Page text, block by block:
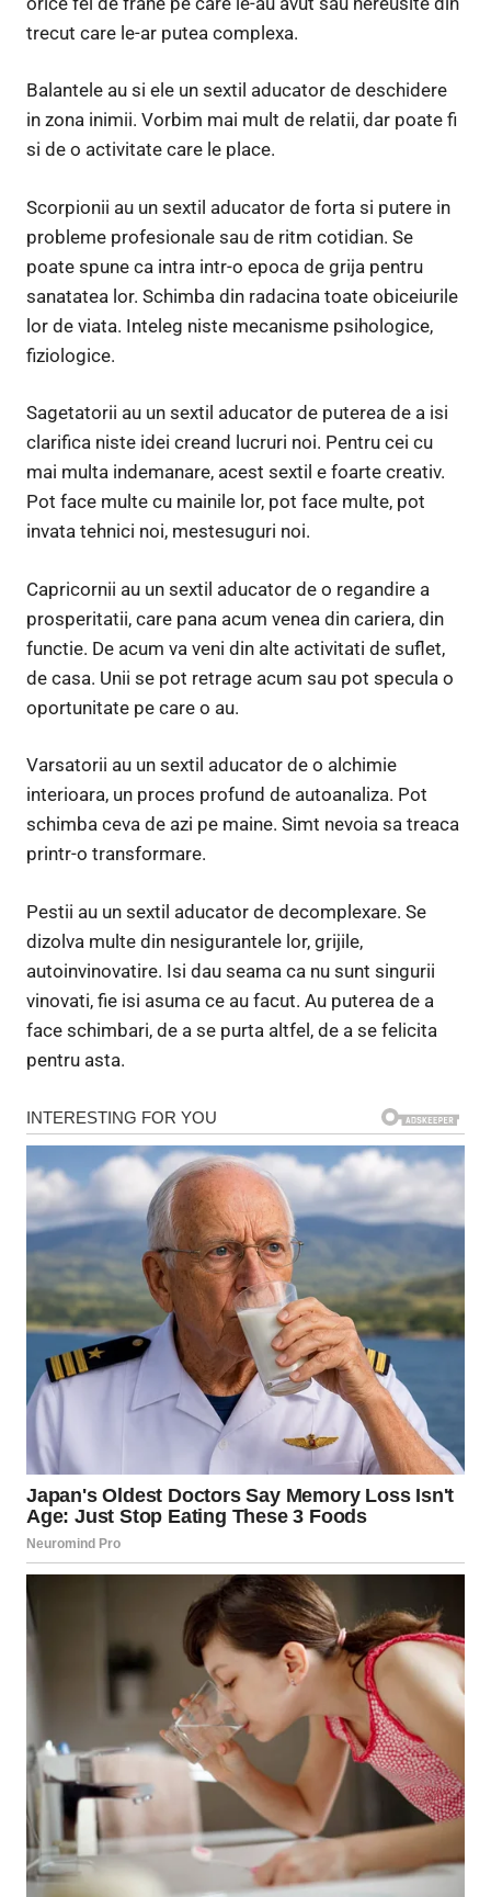
trecut care le-ar putea complexa.
Balantele au si ele un sextil aducator de deschidere
in zona inimii. Vorbim mai mult de relatii, dar poate fi
si de o activitate care le place.
Scorpionii au un sextil aducator de forta si putere in
probleme profesionale sau de ritm cotidian. Se
poate spune ca intra intr-o epoca de grija pentru
sanatatea lor. Schimba din radacina toate obiceiurile
lor de viata. Inteleg niste mecanisme psihologice,
fiziologice.
Sagetatorii au un sextil aducator de puterea de a isi
clarifica niste idei creand lucruri noi. Pentru cei cu
mai multa indemanare, acest sextil e foarte creativ.
Pot face multe cu mainile lor, pot face multe, pot
invata tehnici noi, mestesuguri noi.
Capricornii au un sextil aducator de o regandire a
prosperitatii, care pana acum venea din cariera, din
functie. De acum va veni din alte activitati de suflet,
de casa. Unii se pot retrage acum sau pot specula o
oportunitate pe care o au.
Varsatorii au un sextil aducator de o alchimie
interioara, un proces profund de autoanaliza. Pot
schimba ceva de azi pe maine. Simt nevoia sa treaca
printr-o transformare.
Pestii au un sextil aducator de decomplexare. Se
dizolva multe din nesigurantele lor, grijile,
autoinvinovatire. Isi dau seama ca nu sunt singurii
vinovati, fie isi asuma ce au facut. Au puterea de a
face schimbari, de a se purta altfel, de a se felicita
pentru asta.